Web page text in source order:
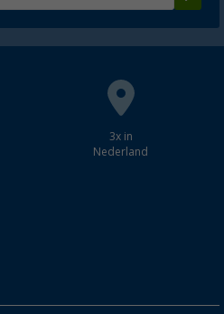
3x in
Nederland